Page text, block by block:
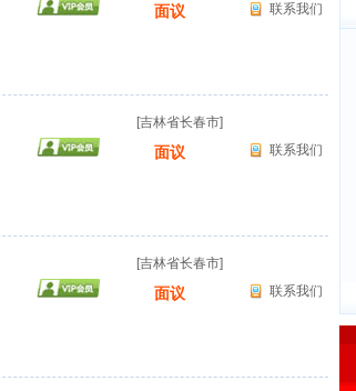
面议 联系我们
[吉林省长春市]
面议 联系我们
[吉林省长春市]
面议 联系我们